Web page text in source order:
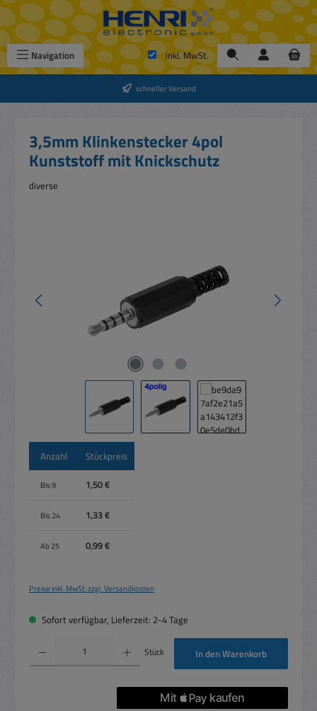
Zum Hauptinhalt springen
Navigation inkl. MwSt.
schneller Versand
3,5mm Klinkenstecker 4pol
Kunststoff mit Knickschutz
diverse
Anzahl Stückpreis
Bis9 1,50 €
Bis24 1,33 €
Ab 25 0,99 €
Preise inkl. MwSt. zzgl. Versandkosten
Sofort verfügbar, Lieferzeit: 2-4 Tage
Produkt Anzahl: Gib den gewünschten Wert ein oder benutze die Schaltflächen um
Stück In den Warenkorb